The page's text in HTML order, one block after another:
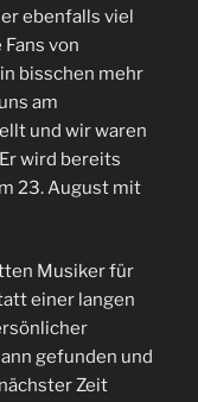
ebenfalls viel
von
bisschen mehr
am
und wir waren
wird bereits
23. August mit
Musiker für
einer langen
gefunden und
Zeit